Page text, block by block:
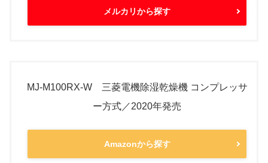
メルカリから探す
MJ-M100RX-W 三菱電機除湿乾燥機 コンプレッサ
ー方式／2020年発売
Amazonから探す